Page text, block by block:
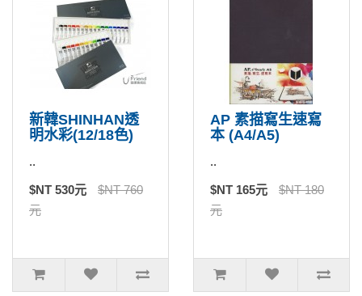
新韓SHINHAN透
明水彩(12/18色)
..
$NT 530元
$NT 760
元
AP 素描寫生速寫
本 (A4/A5)
..
$NT 165元
$NT 180
元